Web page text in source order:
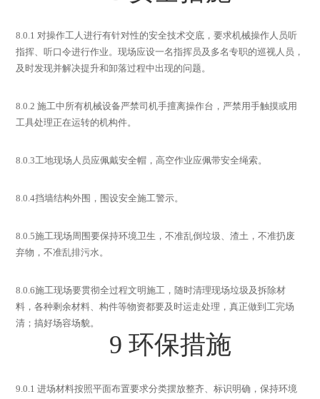
8.0.1对操作工人进行有针对性的安全技术交底，要求机械操作人员听
指挥、听口令进行作业。现场应设一名指挥员及多名专职的巡视人员，
及时发现并解决提升和卸落过程中出现的问题。
8.0.2施工中所有机械设备严禁司机手擅离操作台，严禁用手触摸或用
工具处理正在运转的机构件。
8.0.3工地现场人员应佩戴安全帽，高空作业应佩带安全绳索。
8.0.4挡墙结构外围，围设安全施工警示。
8.0.5施工现场周围要保持环境卫生，不准乱倒垃圾、渣土，不准扔废
弃物，不准乱排污水。
8.0.6施工现场要贯彻全过程文明施工，随时清理现场垃圾及拆除材
料，各种剩余材料、构件等物资都要及时运走处理，真正做到工完场
清；搞好场容场貌。
9 环保措施
9.0.1进场材料按照平面布置要求分类摆放整齐、标识明确，保持环境